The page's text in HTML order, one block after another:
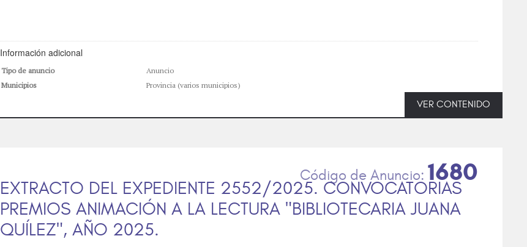
Información adicional
Tipo de anuncio
Anuncio
Municipios
Provincia (varios municipios)
VER CONTENIDO
EXTRACTO DEL EXPEDIENTE 2552/2025. CONVOCATORIAS
PREMIOS ANIMACIÓN A LA LECTURA "BIBLIOTECARIA JUANA
QUÍLEZ", AÑO 2025.
1680